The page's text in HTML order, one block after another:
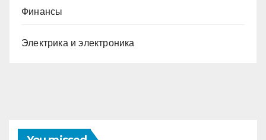
Финансы
Электрика и электроника